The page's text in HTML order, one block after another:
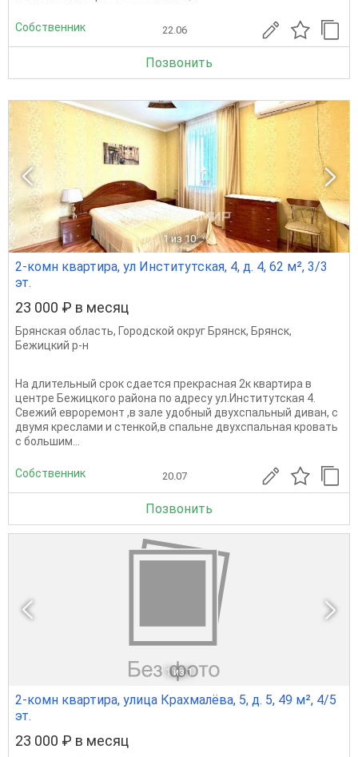
Собственник 22.06
Позвонить
1 из 10
2-комн квартира, ул Институтская, 4, д. 4, 62 м², 3/3
эт.
23 000 ₽ в месяц
Брянская область, Городской округ Брянск, Брянск,
Бежицкий р-н
На длительный срок сдается прекрасная 2к квартира в
центре Бежицкого района по адресу ул.Институтская 4.
Свежий евроремонт ,в зале удобный двухспальный диван, с
двумя креслами и стенкой,в спальне двухспальная кровать
с большим...
Собственник 20.07
Позвонить
1 из 1
2-комн квартира, улица Крахмалёва, 5, д. 5, 49 м², 4/5
эт.
23 000 ₽ в месяц